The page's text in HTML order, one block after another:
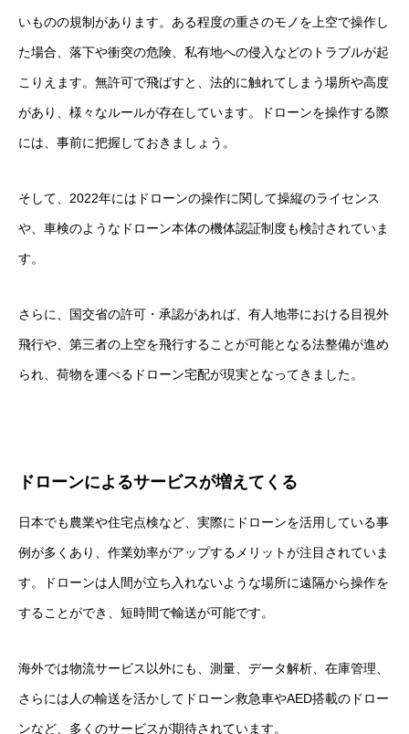
いものの規制があります。ある程度の重さのモノを上空で操作し
た場合、落下や衝突の危険、私有地への侵入などのトラブルが起
こりえます。無許可で飛ばすと、法的に触れてしまう場所や高度
があり、様々なルールが存在しています。ドローンを操作する際
には、事前に把握しておきましょう。
そして、2022年にはドローンの操作に関して操縦のライセンス
や、車検のようなドローン本体の機体認証制度も検討されていま
す。
さらに、国交省の許可・承認があれば、有人地帯における目視外
飛行や、第三者の上空を飛行することが可能となる法整備が進め
られ、荷物を運べるドローン宅配が現実となってきました。
ドローンによるサービスが増えてくる
日本でも農業や住宅点検など、実際にドローンを活用している事
例が多くあり、作業効率がアップするメリットが注目されていま
す。ドローンは人間が立ち入れないような場所に遠隔から操作を
することができ、短時間で輸送が可能です。
海外では物流サービス以外にも、測量、データ解析、在庫管理、
さらには人の輸送を活かしてドローン救急車やAED搭載のドロー
ンなど、多くのサービスが期待されています。